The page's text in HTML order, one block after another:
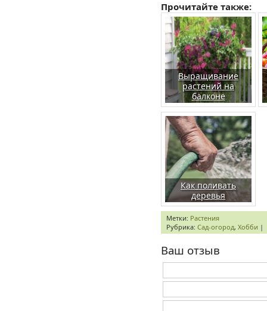
Прочитайте также:
Выращивание
растений на
балконе
Как поливать
деревья
Метки: Растения
Рубрика: Сад-огород, Хобби |
Ваш отзыв